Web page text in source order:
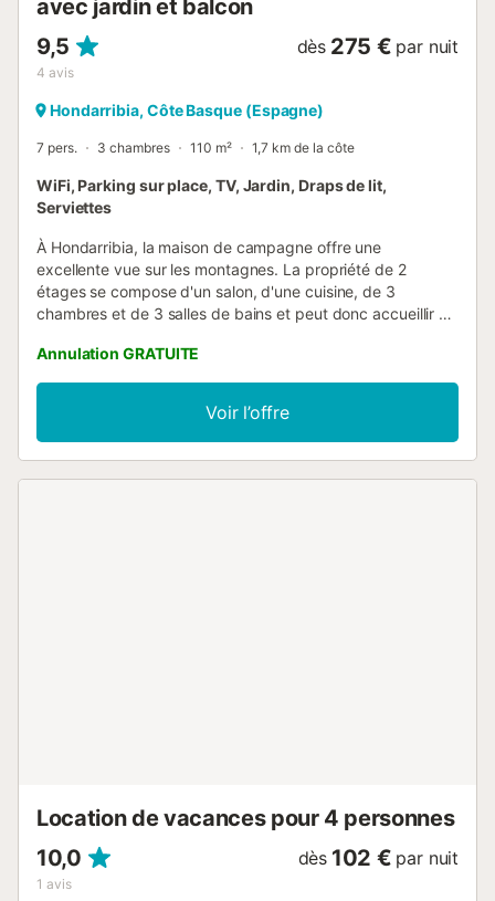
avec jardin et balcon
9,5
4 avis
dès 275 € par nuit
Hondarribia, Côte Basque (Espagne)
7 pers. 3 chambres 110 m² 1,7 km de la côte
WiFi, Parking sur place, TV, Jardin, Draps de lit,
Serviettes
À Hondarribia, la maison de campagne offre une
excellente vue sur les montagnes. La propriété de 2
étages se compose d'un salon, d'une cuisine, de 3
chambres et de 3 salles de bains et peut donc accueillir 7
comprennent un Wi-Fi haut débit (adapté aux appels
vidéo), une télévision, 3 ventilateurs ainsi que des livres et
jouets pour enfants. Un lit bébé et une chaise haute sont
également disponibles. Cette location de vacances offre
un espace extérieur privé comprenant un jardin, une
Annulation GRATUITE
Voir l’offre
Location de vacances pour 4 personnes
10,0
1 avis
dès 102 € par nuit